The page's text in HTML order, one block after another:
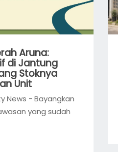
Aruna:
di Jantung
Stoknya
Unit
News - Bayangkan
yang sudah